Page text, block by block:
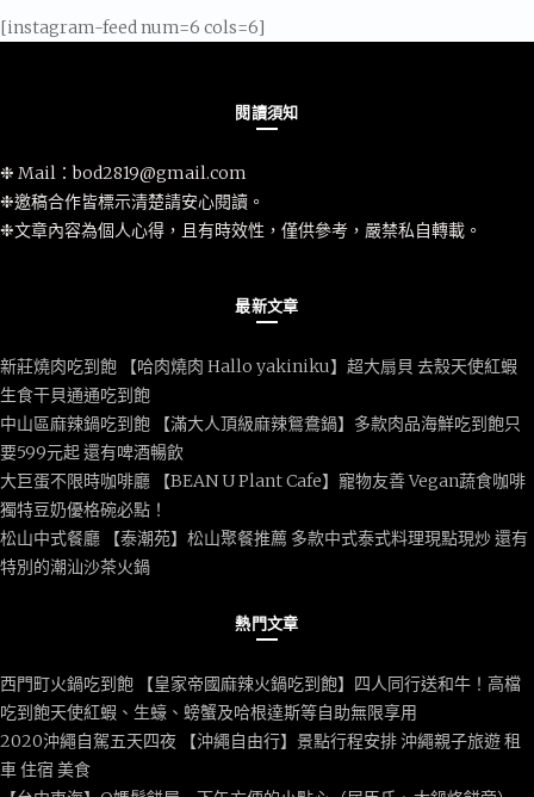
[instagram-feed num=6 cols=6]
閱讀須知
❉ Mail：bod2819@gmail.com
❉邀稿合作皆標示清楚請安心閱讀。
❉文章內容為個人心得，且有時效性，僅供參考，嚴禁私自轉載。
最新文章
新莊燒肉吃到飽 【哈肉燒肉 Hallo yakiniku】超大扇貝 去殼天使紅蝦
生食干貝通通吃到飽
中山區麻辣鍋吃到飽 【滿大人頂級麻辣鴛鴦鍋】多款肉品海鮮吃到飽只
要599元起 還有啤酒暢飲
大巨蛋不限時咖啡廳 【BEAN U Plant Cafe】寵物友善 Vegan蔬食咖啡
獨特豆奶優格碗必點！
松山中式餐廳 【泰潮苑】松山聚餐推薦 多款中式泰式料理現點現炒 還有
特別的潮汕沙茶火鍋
熱門文章
西門町火鍋吃到飽 【皇家帝國麻辣火鍋吃到飽】四人同行送和牛！高檔
吃到飽天使紅蝦、生蠔、螃蟹及哈根達斯等自助無限享用
2020沖繩自駕五天四夜 【沖繩自由行】景點行程安排 沖繩親子旅遊 租
車 住宿 美食